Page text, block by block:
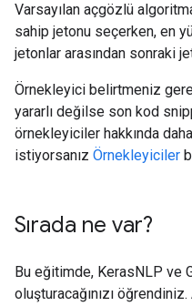
Varsayılan açgözlü
sahip jetonu seçerken, en
jetonlar arasından sonraki
Örnekleyici belirtmeniz
yararlı değilse son kod
örnekleyiciler hakkında
istiyorsanız Örnekleyiciler
Sırada ne var?
Bu eğitimde, KerasNLP ve
oluşturacağınızı